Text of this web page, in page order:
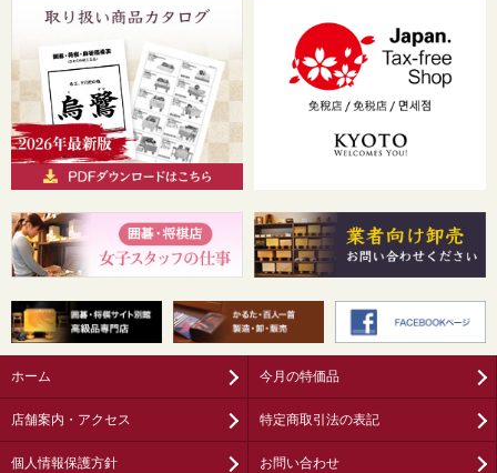
ホーム 今月の特価品
店舗案内・アクセス 特定商取引法の表記
個人情報保護方針 お問い合わせ